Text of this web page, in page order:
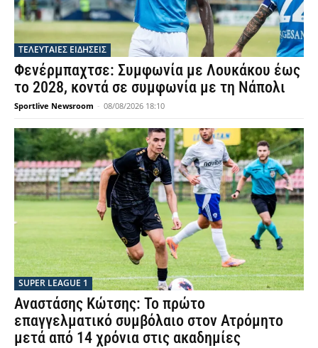
ΤΕΛΕΥΤΑΙΕΣ ΕΙΔΗΣΕΙΣ
Φενέρμπαχτσε: Συμφωνία με Λουκάκου έως
το 2028, κοντά σε συμφωνία με τη Νάπολι
Sportlive Newsroom - 08/08/2026 18:10
SUPER LEAGUE 1
Αναστάσης Κώτσης: Το πρώτο
επαγγελματικό συμβόλαιο στον Ατρόμητο
μετά από 14 χρόνια στις ακαδημίες